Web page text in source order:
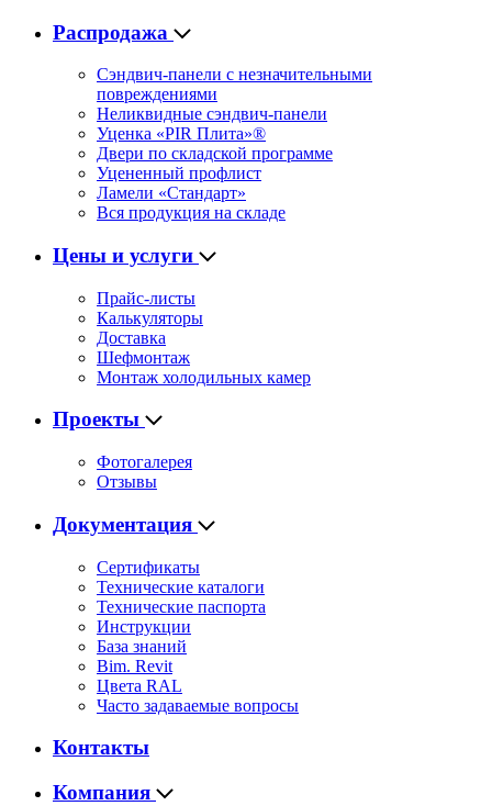
Распродажа
Сэндвич-панели с незначительными
повреждениями
Неликвидные сэндвич-панели
Уценка «PIR Плита»®
Двери по складской программе
Уцененный профлист
Ламели «Стандарт»
Вся продукция на складе
Цены и услуги
Прайс-листы
Калькуляторы
Доставка
Шефмонтаж
Монтаж холодильных камер
Проекты
Фотогалерея
Отзывы
Документация
Сертификаты
Технические каталоги
Технические паспорта
Инструкции
База знаний
Bim. Revit
Цвета RAL
Часто задаваемые вопросы
Контакты
Компания